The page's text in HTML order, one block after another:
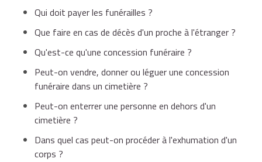
Qui doit payer les funérailles ?
Que faire en cas de décès d'un proche à l'étranger ?
Qu'est-ce qu'une concession funéraire ?
Peut-on vendre, donner ou léguer une concession
funéraire dans un cimetière ?
Peut-on enterrer une personne en dehors d'un
cimetière ?
Dans quel cas peut-on procéder à l'exhumation d'un
corps ?